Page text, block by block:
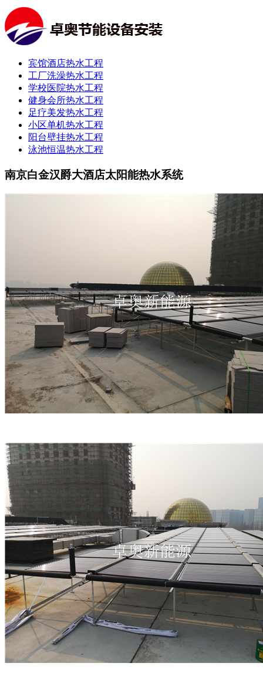
宾馆酒店热水工程
工厂洗澡热水工程
学校医院热水工程
健身会所热水工程
足疗美发热水工程
小区单机热水工程
阳台壁挂热水工程
泳池恒温热水工程
南京白金汉爵大酒店太阳能热水系统